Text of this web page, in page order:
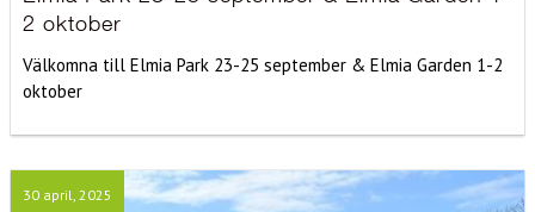
2 oktober
Välkomna till Elmia Park 23-25 september & Elmia Garden 1-2
oktober
30 april, 2025